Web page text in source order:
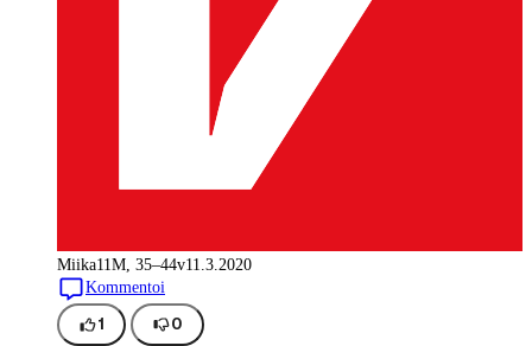
Miika11 M, 35–44v11.3.2020
Kommentoi
1 0